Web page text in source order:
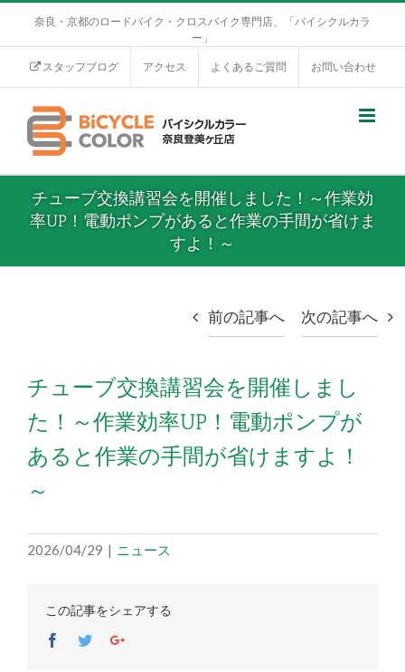
奈良・京都のロードバイク・クロスバイク専門店、「バイシクルカラ
ー」
スタッフブログ アクセス よくあるご質問 お問い合わせ
チューブ交換講習会を開催しました！～作業効
率UP！電動ポンプがあると作業の手間が省けま
すよ！～
前の記事へ 次の記事へ
チューブ交換講習会を開催しまし
た！～作業効率UP！電動ポンプが
あると作業の手間が省けますよ！
～
2026/04/29 | ニュース
この記事をシェアする
Facebook
TwitterGoogle+